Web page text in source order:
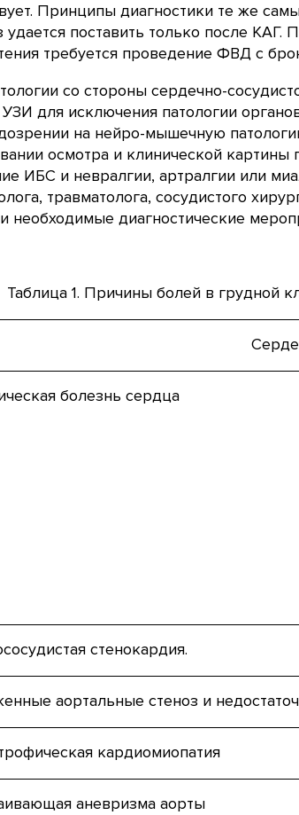
Принципы диагностики те же
удается поставить только после
требуется проведение ФВД с
со стороны сердечно-
для исключения патологии
на нейро-мышечную
осмотра и клинической
ИБС и невралгии, артралгии или
травматолога, сосудистого
необходимые диагностические
Таблица 1. Причины болей в грудной
болезнь сердца
стенокардия.
аортальные стеноз и
кардиомиопатия
аневризма аорты